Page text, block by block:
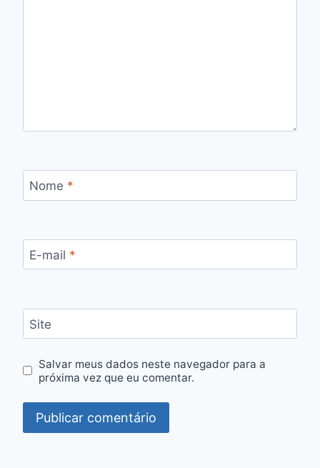
Nome *
E-mail *
Site
Salvar meus dados neste navegador para a
próxima vez que eu comentar.